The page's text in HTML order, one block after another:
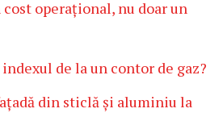
operațional, nu doar un
de la un contor de gaz?
din sticlă și aluminiu la